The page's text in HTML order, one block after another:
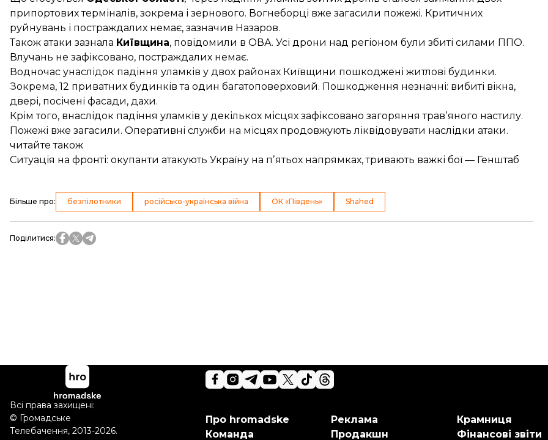
припортових терміналів, зокрема і зернового. Вогнеборці вже загасили пожежі. Критичних
руйнувань і постраждалих немає, зазначив Назаров.
Також атаки зазнала Київщина, повідомили в ОВА. Усі дрони над регіоном були збиті силами ППО.
Влучань не зафіксовано, постраждалих немає.
Водночас унаслідок падіння уламків у двох районах Київщини пошкоджені житлові будинки.
Зокрема, 12 приватних будинків та один багатоповерховий. Пошкодження незначні: вибиті вікна,
двері, посічені фасади, дахи.
Крім того, внаслідок падіння уламків у декількох місцях зафіксовано загоряння травʼяного настилу.
Пожежі вже загасили. Оперативні служби на місцях продовжують ліквідовувати наслідки атаки.
читайте також
Ситуація на фронті: окупанти атакують Україну на пʼятьох напрямках, тривають важкі бої — Генштаб
Більше про: безпілотники російсько-українська війна ОК «Південь» Shahed
Поділитися:
Про hromadske
Команда
Реклама
Продакшн
Крамниця
Фінансові звіти
Всі права захищені:
© Громадське
Телебачення, 2013-2026.